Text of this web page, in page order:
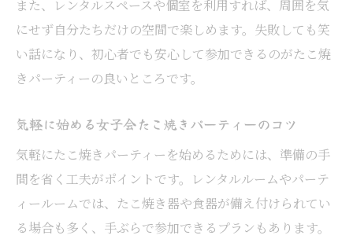
また、レンタルスペースや個室を利用すれば、周囲を気
にせず自分たちだけの空間で楽しめます。失敗しても笑
い話になり、初心者でも安心して参加できるのがたこ焼
きパーティーの良いところです。
気軽に始める女子会たこ焼きパーティーのコツ
気軽にたこ焼きパーティーを始めるためには、準備の手
間を省く工夫がポイントです。レンタルルームやパーテ
ィールームでは、たこ焼き器や食器が備え付けられてい
る場合も多く、手ぶらで参加できるプランもあります。